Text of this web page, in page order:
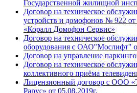
Государственной жилищной
Договор на техническое
устройств и домофонов № 922
«Коралл Домофон Сервис»
Договор на техническое
оборудования с ОАО"Мослифт"
Договор на управление
Договор на техническое
коллективного приёма
Лицензионный договор с ООО
Рарус» от 05.08.2019г.